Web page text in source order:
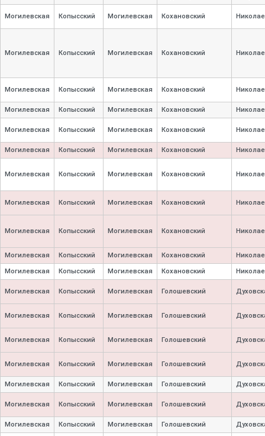
Могилевская Копысский Могилевская Кохановский
Могилевская Копысский Могилевская Кохановский
Могилевская Копысский Могилевская Кохановский
Могилевская Копысский Могилевская Кохановский
Могилевская Копысский Могилевская Кохановский
Могилевская Копысский Могилевская Кохановский
Могилевская Копысский Могилевская Кохановский
Могилевская Копысский Могилевская Кохановский
Могилевская Копысский Могилевская Кохановский
Могилевская Копысский Могилевская Кохановский
Могилевская Копысский Могилевская Кохановский
Могилевская Копысский Могилевская Голошевский
Могилевская Копысский Могилевская Голошевский
Могилевская Копысский Могилевская Голошевский
Могилевская Копысский Могилевская Голошевский
Могилевская Копысский Могилевская Голошевский
Могилевская Копысский Могилевская Голошевский
Могилевская Копысский Могилевская Голошевский